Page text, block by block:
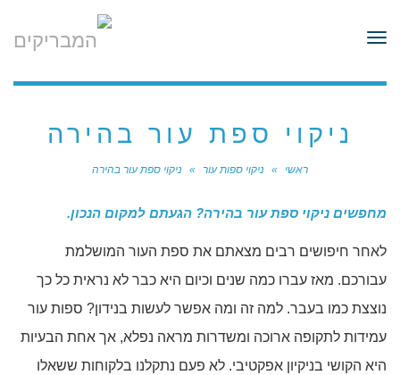
תפריט
ניקוי ספת עור בהירה
ראשי » ניקוי ספות עור » ניקוי ספת עור בהירה
מחפשים ניקוי ספת עור בהירה? הגעתם למקום הנכון.​
לאחר חיפושים רבים מצאתם את ספת העור המושלמת
עבורכם. מאז עברו כמה שנים וכיום היא כבר לא נראית כל כך
נוצצת כמו בעבר. למה זה ומה אפשר לעשות בנידון? ספות עור
עמידות לתקופה ארוכה ומשדרות מראה נפלא, אך אחת הבעיות
היא הקושי בניקיון אפקטיבי. לא פעם נתקלנו בלקוחות ששאלו